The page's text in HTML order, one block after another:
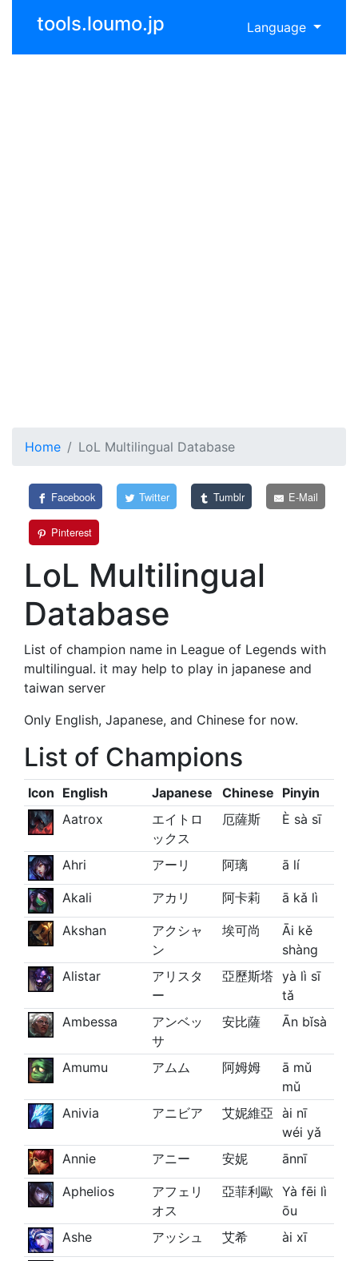
tools.loumo.jp Language
Home LoL Multilingual Database
Facebook Twitter Tumblr E-Mail
Pinterest
LoL Multilingual
Database
List of champion name in League of Legends with
multilingual. it may help to play in japanese and
taiwan server
Only English, Japanese, and Chinese for now.
List of Champions
Icon English Japanese Chinese Pinyin
Aatrox
エイトロ
ックス
厄薩斯 È sà sī
Ahri アーリ 阿璃 ā lí
Akali アカリ 阿卡莉 ā kǎ lì
Akshan
アクシャ
ン
埃可尚
Āi kě
shàng
Alistar
アリスタ
ー
亞歷斯塔 yà lì sī
tǎ
Ambessa
アンベッ
サ
安比薩 Ān bǐsà
Amumu アムム 阿姆姆
ā mǔ
mǔ
Anivia
アニビア 艾妮維亞 ài nī
wéi yǎ
Annie
アニー 安妮 ānnī
Aphelios
アフェリ
オス
亞菲利歐 Yà fēi lì
ōu
Ashe
アッシュ 艾希 ài xī